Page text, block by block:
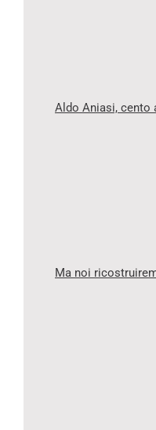
Aldo Aniasi, cento
Ma noi